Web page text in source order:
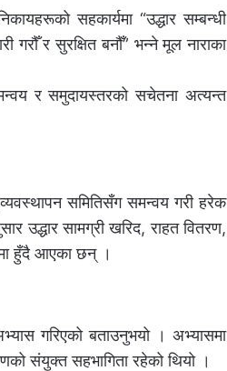
सहकार्यमा “उद्धार सम्बन्धी
र सुरक्षित बनौँ” भन्ने मूल नाराका
र समुदायस्तरको सचेतना अत्यन्त
समितिसँग समन्वय गरी हरेक
उद्धार सामग्री खरिद, राहत वितरण,
हुँदै आएका छन् ।
गरिएको बताउनुभयो । अभ्यासमा
संयुक्त सहभागिता रहेको थियो ।